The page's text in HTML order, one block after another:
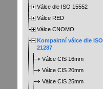
Válce dle ISO 15552
Válce RED
Válce CNOMO
Kompaktní válce dle ISO
21287
Válce CIS 16mm
Válce CIS 20mm
Válce CIS 25mm